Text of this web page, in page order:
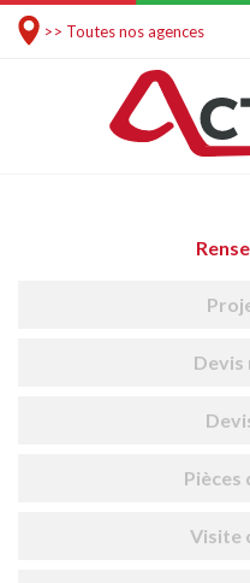
>> Toutes nos agences
Pièces
Visite